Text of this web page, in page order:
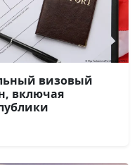
визовый
включая